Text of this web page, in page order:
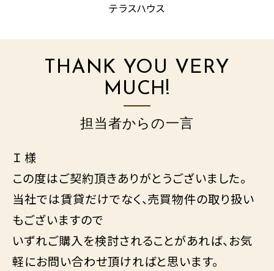
テラスハウス
THANK YOU VERY
MUCH!
担当者からの一言
Ｉ 様
この度はご契約頂きありがとうございました。
当社では賃貸だけでなく、売買物件の取り扱い
もございますので
いずれご購入を検討されることがあれば、お気
軽にお問い合わせ頂ければと思います。